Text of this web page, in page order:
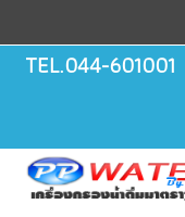
TEL.044-